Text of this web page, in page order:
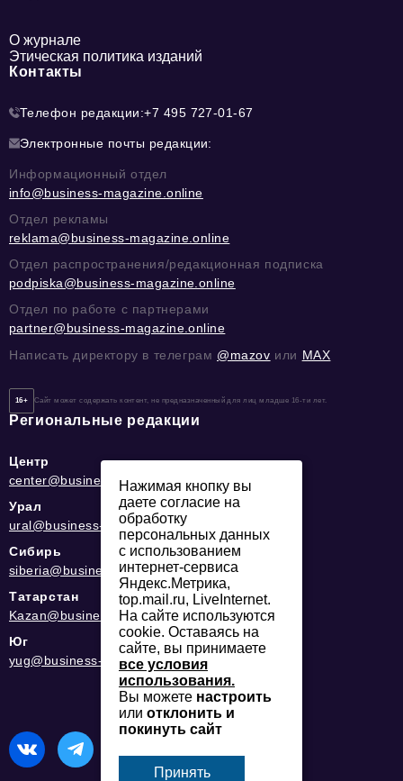
О журнале
Этическая политика изданий
Контакты
Телефон редакции:+7 495 727-01-67
Электронные почты редакции:
Информационный отдел
info@business-magazine.online
Отдел рекламы
reklama@business-magazine.online
Отдел распространения/редакционная подписка
podpiska@business-magazine.online
Отдел по работе с партнерами
partner@business-magazine.online
Написать директору в телеграм @mazov или MAX
16+ Сайт может содержать контент, не предназначенный для лиц младше 16-ти лет.
Региональные редакции
Центр
center@business-magazine.online
Урал
ural@business-magazine.online
Сибирь
siberia@business-magazine.online
Татарстан
Kazan@business-magazine.online
Юг
yug@business-magazine.online
Нажимая кнопку вы
даете согласие на
обработку
персональных данных
с использованием
интернет-сервиса
Яндекс.Метрика,
top.mail.ru, LiveInternet.
На сайте используются
cookie. Оставаясь на
сайте, вы принимаете
все условия
использования.
Вы можете настроить
или отклонить и
покинуть сайт
Принять